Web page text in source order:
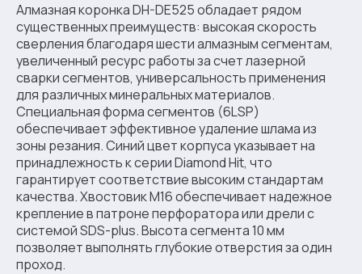
Алмазная коронка DH-DE525 обладает рядом
существенных преимуществ: высокая скорость
сверления благодаря шести алмазным сегментам,
увеличенный ресурс работы за счет лазерной
сварки сегментов, универсальность применения
для различных минеральных материалов.
Специальная форма сегментов (6LSP)
обеспечивает эффективное удаление шлама из
зоны резания. Синий цвет корпуса указывает на
принадлежность к серии Diamond Hit, что
гарантирует соответствие высоким стандартам
качества. Хвостовик M16 обеспечивает надежное
крепление в патроне перфоратора или дрели с
системой SDS-plus. Высота сегмента 10 мм
позволяет выполнять глубокие отверстия за один
проход.